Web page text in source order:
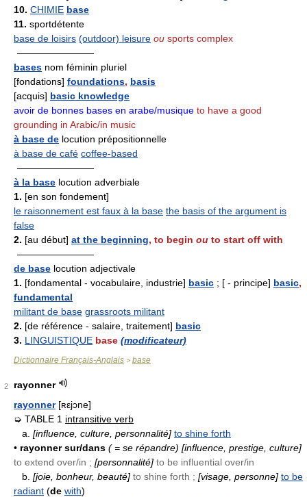
10. CHIMIE base
11. sportdétente
base de loisirs (outdoor) leisure ou sports complex
————————
bases nom féminin pluriel
[fondations] foundations, basis
[acquis] basic knowledge
avoir de bonnes bases en arabe/musique to have a good
grounding in Arabic/in music
à base de locution prépositionnelle
à base de café coffee-based
————————
à la base locution adverbiale
1. [en son fondement]
le raisonnement est faux à la base the basis of the argument is
false
2. [au début] at the beginning, to begin ou to start off with
————————
de base locution adjectivale
1. [fondamental - vocabulaire, industrie] basic ; [ - principe] basic,
fundamental
militant de base grassroots militant
2. [de référence - salaire, traitement] basic
3. LINGUISTIQUE base (modificateur)
Dictionnaire Français-Anglais > base
2
rayonner
rayonner[ʀεjɔne]
➭ TABLE 1 intransitive verb
a. [influence, culture, personnalité] to shine forth
• rayonner sur/dans ( = se répandre) [influence, prestige, culture]
to extend over/in ; [personnalité] to be influential over/in
b. [joie, bonheur, beauté] to shine forth ; [visage, personne] to be
radiant (de with)